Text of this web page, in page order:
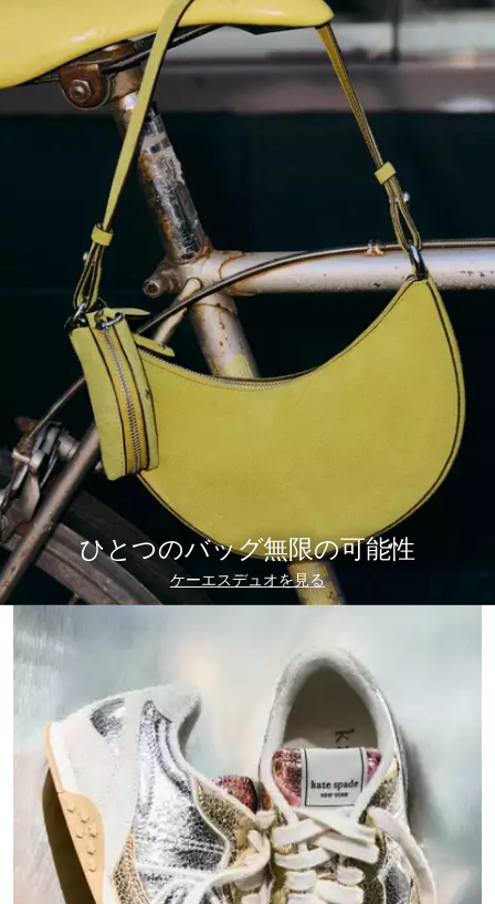
ひとつのバッグ無限の可能性
ケーエスデュオを見る